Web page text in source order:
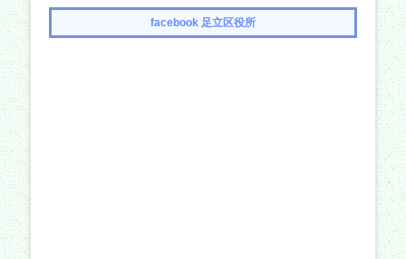
ビ
ゲ
facebook 足立区役所